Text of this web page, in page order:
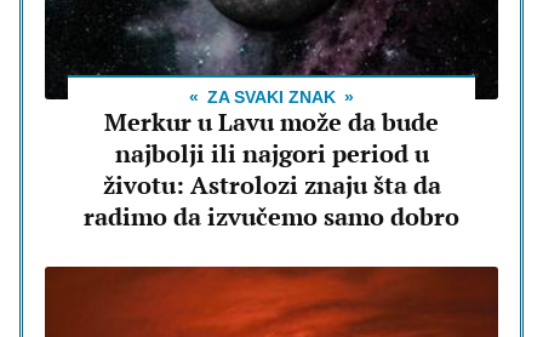
ZA SVAKI ZNAK
Merkur u Lavu može da bude
najbolji ili najgori period u
životu: Astrolozi znaju šta da
radimo da izvučemo samo dobro